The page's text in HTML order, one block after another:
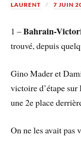
LAURENT 7 JUIN
1 –Bahrain-
trouvé, depuis
Gino Mader et
victoire d’étape
une 2e place
On ne les avait pas